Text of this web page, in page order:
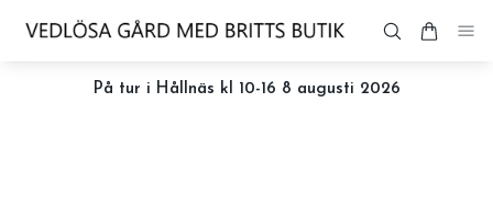
På tur i Hållnäs kl 10-16 8 augusti 2026